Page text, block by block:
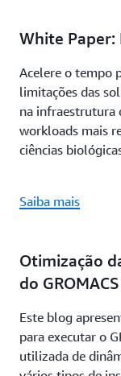
White Paper:
Acelere o tempo
limitações das
na infraestrutura
workloads mais
ciências
Saiba mais
Otimização
do
Este blog
para executar o
utilizada de